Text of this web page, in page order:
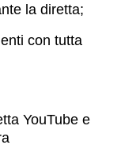
la diretta;
con tutta
YouTube e